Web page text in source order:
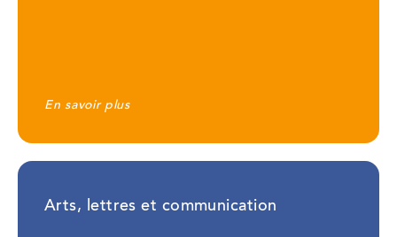
En savoir plus
Arts, lettres et communication